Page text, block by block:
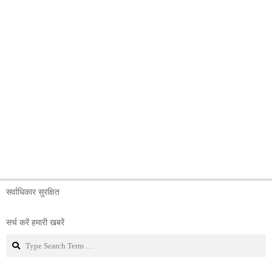
सर्वाधिकार सुरक्षित
सर्च करें हमारी खबरें